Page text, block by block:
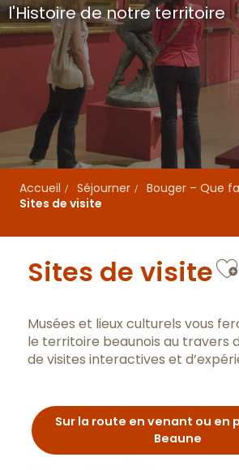
l'Histoire de notre territoire
Accueil Séjourner
Bouger – Que
Sites de visite
Sites de visite
Musées et lieux culturels vous
le territoire beaunois au travers
de visites interactives et
Sur la route en venant ou en
Beaune